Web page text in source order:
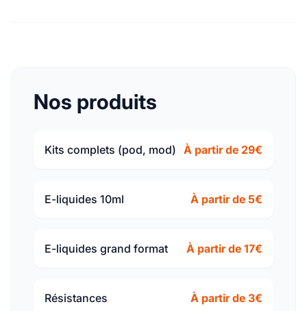
Nos produits
Kits complets (pod, mod) À partir de 29€
E-liquides 10ml À partir de 5€
E-liquides grand format À partir de 17€
Résistances À partir de 3€